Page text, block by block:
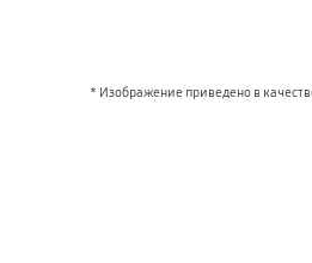
* Изображение приведено в